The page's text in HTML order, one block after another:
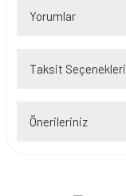
Yorumlar
Taksit Seçenekleri
Önerileriniz